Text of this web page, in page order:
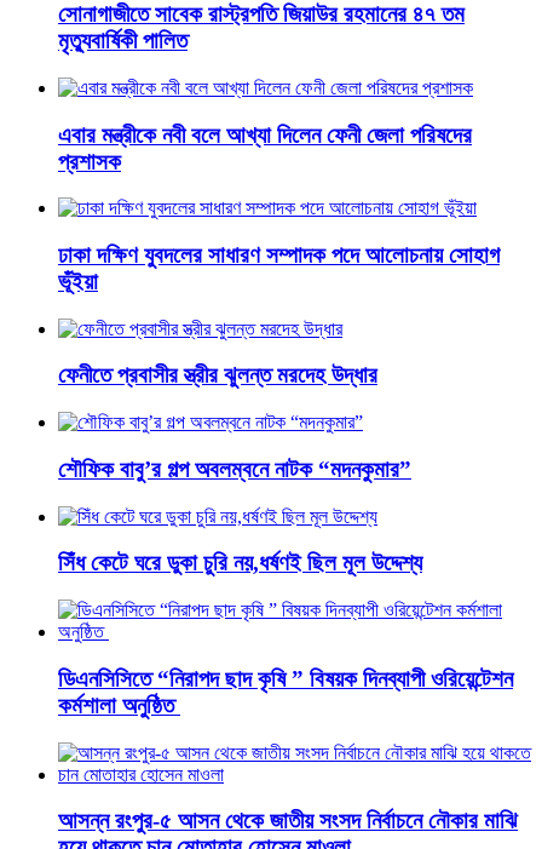
সোনাগাজীতে সাবেক রাস্ট্রপতি জিয়াউর রহমানের ৪৭ তম
মৃত্যুবার্ষিকী পালিত
এবার মন্ত্রীকে নবী বলে আখ্যা দিলেন ফেনী জেলা পরিষদের
প্রশাসক
ঢাকা দক্ষিণ যুবদলের সাধারণ সম্পাদক পদে আলোচনায় সোহাগ
ভূঁইয়া
ফেনীতে প্রবাসীর স্ত্রীর ঝুলন্ত মরদেহ উদ্ধার
শৌফিক বাবু’র গল্প অবলম্বনে নাটক “মদনকুমার”
সিঁধ কেটে ঘরে ডুকা চুরি নয়,ধর্ষণই ছিল মূল উদ্দেশ্য
ডিএনসিসিতে “নিরাপদ ছাদ কৃষি ” বিষয়ক দিনব্যাপী ওরিয়েন্টেশন
কর্মশালা অনুষ্ঠিত
আসন্ন রংপুর-৫ আসন থেকে জাতীয় সংসদ নির্বাচনে নৌকার মাঝি